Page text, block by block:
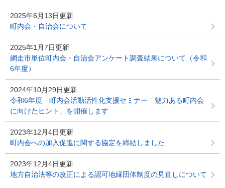
2025年6月13日更新
町内会・自治会について
2025年1月7日更新
網走市単位町内会・自治会アンケート調査結果について（令和
6年度）
2024年10月29日更新
令和6年度 町内会活動活性化支援セミナー「魅力ある町内会
に向けたヒント」を開催します
2023年12月4日更新
町内会への加入促進に関する協定を締結しました
2023年12月4日更新
地方自治法等の改正による認可地縁団体制度の見直しについて